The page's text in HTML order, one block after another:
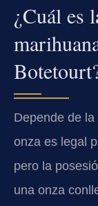
¿Cuál es
Depende de
onza es legal
pero la
una onza